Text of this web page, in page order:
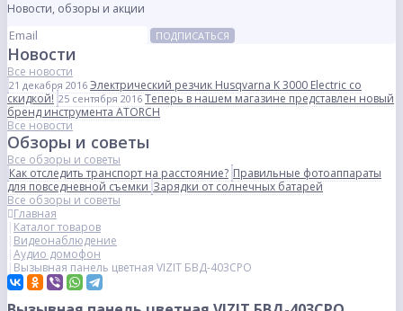
Новости, обзоры и акции
ПОДПИСАТЬСЯ
Новости
Все новости
21 декабря 2016 Электрический резчик Husqvarna K 3000 Electric со
скидкой! 25 сентября 2016 Теперь в нашем магазине представлен новый
бренд инструмента ATORCH
Все новости
Обзоры и советы
Все обзоры и советы
Как отследить транспорт на расстояние? Правильные фотоаппараты
для повседневной съемкиЗарядки от солнечных батарей
Все обзоры и советы
Главная
Каталог товаров
Видеонаблюдение
Аудио домофон
Вызывная панель цветная VIZIT БВД-403СРО